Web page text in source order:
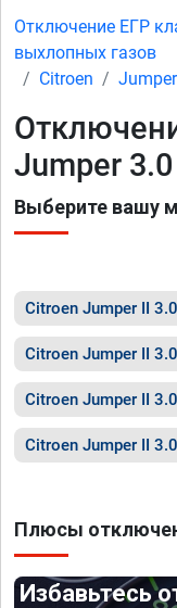
Отключение ЕГР
выхлопных газов
Citroen
Jumper
Jumper
Выберите вашу
Citroen Jumper II
Citroen Jumper II
Citroen Jumper II
Citroen Jumper II
Плюсы
Избавьтесь